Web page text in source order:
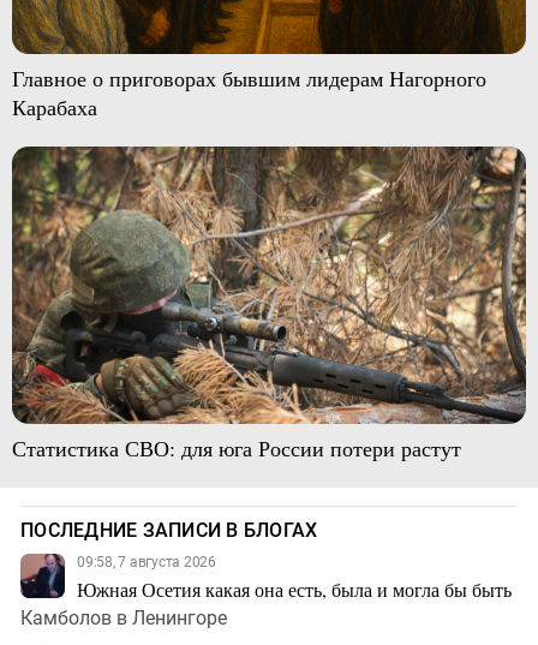
Главное о приговорах бывшим лидерам Нагорного
Карабаха
Статистика СВО: для юга России потери растут
ПОСЛЕДНИЕ ЗАПИСИ В БЛОГАХ
09:58, 7 августа 2026
Южная Осетия какая она есть, была и могла бы быть
Камболов в Ленингоре